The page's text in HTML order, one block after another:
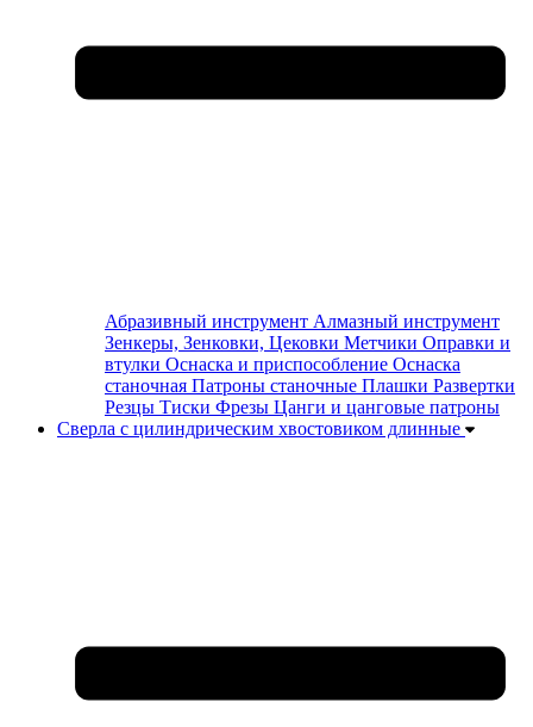
Абразивный инструмент Алмазный инструмент
Зенкеры, Зенковки, Цековки Метчики Оправки и
втулки Оснаска и приспособление Оснаска
станочная Патроны станочные Плашки Развертки
Резцы Тиски Фрезы Цанги и цанговые патроны
Сверла с цилиндрическим хвостовиком длинные